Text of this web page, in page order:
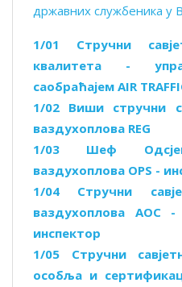
државних службеника у
1/01 Стручни
квалитета -
саобраћајем AIR
1/02 Виши стручни
ваздухоплова REG
1/03 Шеф
ваздухоплова OPS -
1/04 Стручни
ваздухоплова AOC
инспектор
1/05 Стручни
особља и